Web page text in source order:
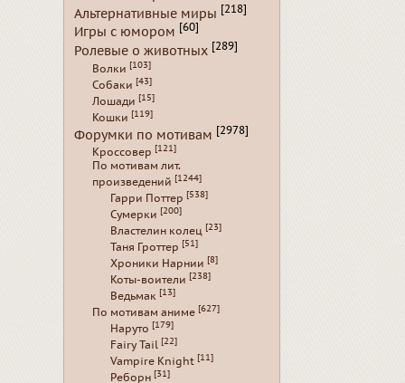
Альтернативные миры [218]
Игры с юмором [60]
Ролевые о животных [289]
Волки [103]
Собаки [43]
Лошади [15]
Кошки [119]
Форумки по мотивам [2978]
Кроссовер [121]
По мотивам лит.
произведений [1244]
Гарри Поттер [538]
Сумерки [200]
Властелин колец [23]
Таня Гроттер [51]
Хроники Нарнии [8]
Коты-воители [238]
Ведьмак [13]
По мотивам аниме [627]
Наруто [179]
Fairy Tail [22]
Vampire Knight [11]
Реборн [31]